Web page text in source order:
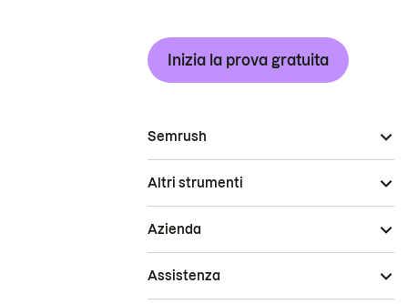
Inizia la prova gratuita
Semrush
Altri strumenti
Azienda
Assistenza